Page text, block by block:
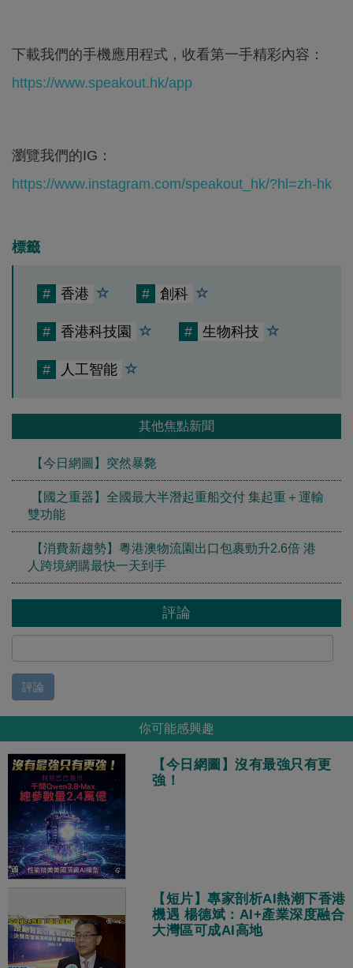
下載我們的手機應用程式，收看第一手精彩內容：
https://www.speakout.hk/app
瀏覽我們的IG：
https://www.instagram.com/speakout_hk/?hl=zh-hk
標籤
# 香港 # 創科
# 香港科技園 # 生物科技
# 人工智能
其他焦點新聞
【今日網圖】突然暴斃
【國之重器】全國最大半潛起重船交付 集起重＋運輸
雙功能
【消費新趨勢】粵港澳物流園出口包裹勁升2.6倍 港
人跨境網購最快一天到手
評論
評論
你可能感興趣
【今日網圖】沒有最強只有更
強！
【短片】專家剖析AI熱潮下香港
機遇 楊德斌：AI+產業深度融合
大灣區可成AI高地